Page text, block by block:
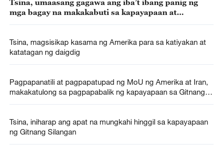
Tsina, umaasang gagawa ang iba’t ibang panig ng
mga bagay na makakabuti sa kapayapaan at
Tsina, magsisikap kasama ng Amerika para sa katiyakan at
katatagan ng daigdig
Pagpapanatili at pagpapatupad ng MoU ng Amerika at Iran,
makakatulong sa pagpapabalik ng kapayapaan sa Gitnang
Tsina, iniharap ang apat na mungkahi hinggil sa kapayapaan
ng Gitnang Silangan